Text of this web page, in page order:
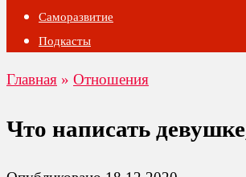
Саморазвитие
Подкасты
Главная » Отношения
Что написать